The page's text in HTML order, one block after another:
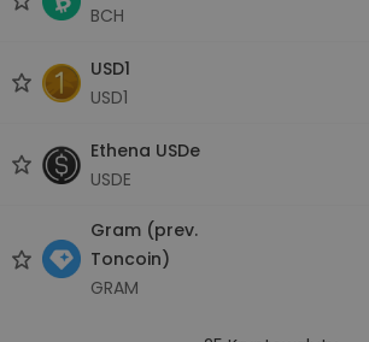
BCH
USD1
USD1
Ethena USDe
USDE
Gram (prev.
Toncoin)
GRAM